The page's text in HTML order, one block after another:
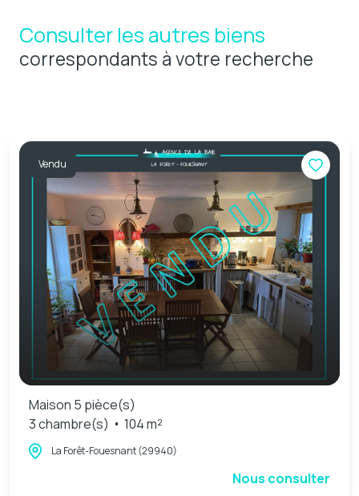
Consulter les autres biens
correspondants à votre recherche
Vendu
Maison 5 pièce(s)
3 chambre(s)
104 m²
La Forêt-Fouesnant (29940)
Nous consulter